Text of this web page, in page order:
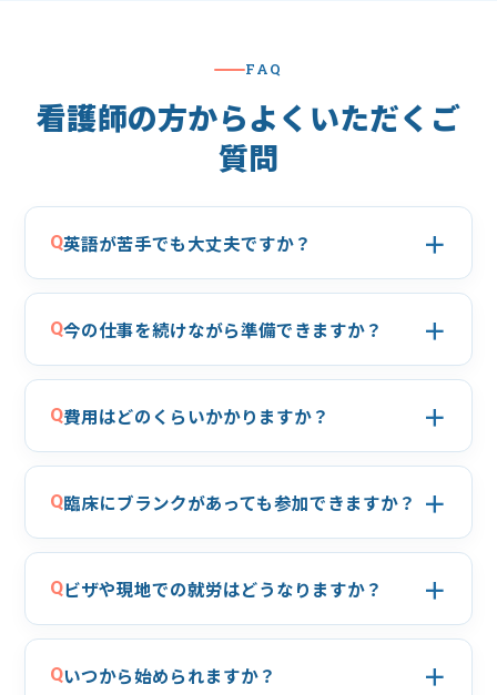
FAQ
看護師の方からよくいただくご
質問
Q英語が苦手でも大丈夫ですか？ ＋
Q今の仕事を続けながら準備できますか？ ＋
Q費用はどのくらいかかりますか？ ＋
Q臨床にブランクがあっても参加できますか？ ＋
Qビザや現地での就労はどうなりますか？ ＋
Qいつから始められますか？ ＋